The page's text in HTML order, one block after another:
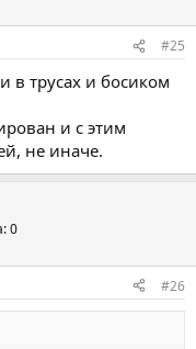
#25
в трусах и босиком
и с этим
не иначе.
0
#26